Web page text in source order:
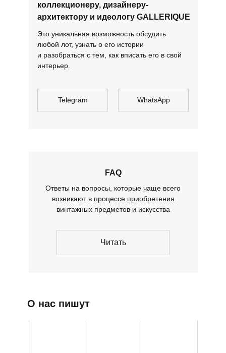
Telegram WhatsApp
Это уникальная возможность обсудить
любой лот, узнать о его истории
и разобраться с тем, как вписать его в свой
интерьер.
FAQ
Ответы на вопросы, которые чаще всего
возникают в процессе приобретения
винтажных предметов и искусства
коллекционеру, дизайнеру-
архитектору и идеологу GALLERIQUE
Читать
О нас пишут